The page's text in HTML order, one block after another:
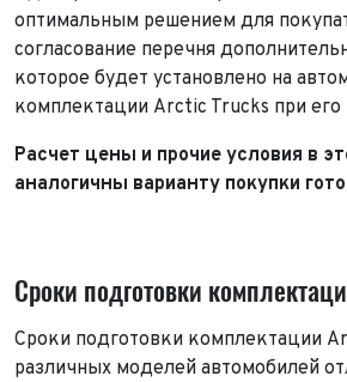
оптимальным решением для
согласование перечня
которое будет установлено на
комплектации Arctic Trucks при
Расчет цены и прочие условия в
аналогичны варианту покупки
Сроки подготовки
Сроки подготовки комплектации
различных моделей автомобилей
Для Вашего удобства мы
время, если будем знать Ваш
персональных данных
Марка и Модель*
Год выпуска*
Пробег*
Принимаю условиясоглашения
персональных данных
Год выпуска
Пробег
Количество владельцев
Отправить
Ваше сообщение